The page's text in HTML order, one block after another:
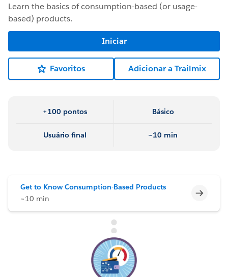
Learn the basics of consumption-based (or usage-
based) products.
Iniciar
Favoritos Adicionar a Trailmix
+100 pontos Básico
Usuário final ~10 min
Get to Know Consumption-Based Products
~10 min